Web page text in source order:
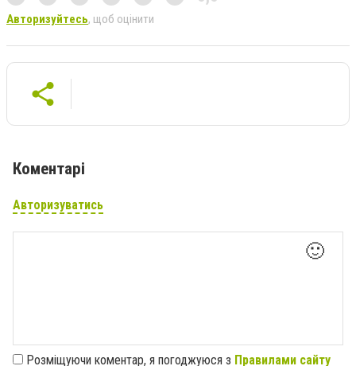
Авторизуйтесь, щоб оцінити
Коментарі
Авторизуватись
🙂
Розміщуючи коментар, я погоджуюся з Правилами сайту